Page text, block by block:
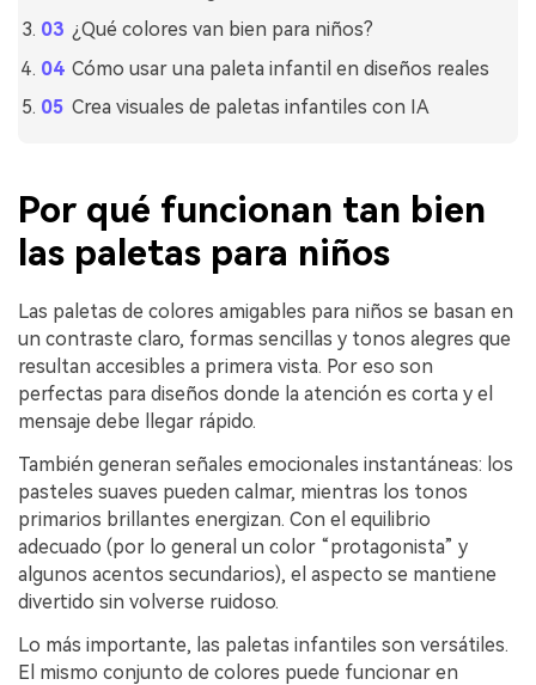
¿Qué colores van bien para niños?
Cómo usar una paleta infantil en diseños reales
Crea visuales de paletas infantiles con IA
Por qué funcionan tan bien
las paletas para niños
Las paletas de colores amigables para niños se basan en
un contraste claro, formas sencillas y tonos alegres que
resultan accesibles a primera vista. Por eso son
perfectas para diseños donde la atención es corta y el
mensaje debe llegar rápido.
También generan señales emocionales instantáneas: los
pasteles suaves pueden calmar, mientras los tonos
primarios brillantes energizan. Con el equilibrio
adecuado (por lo general un color “protagonista” y
algunos acentos secundarios), el aspecto se mantiene
divertido sin volverse ruidoso.
Lo más importante, las paletas infantiles son versátiles.
El mismo conjunto de colores puede funcionar en